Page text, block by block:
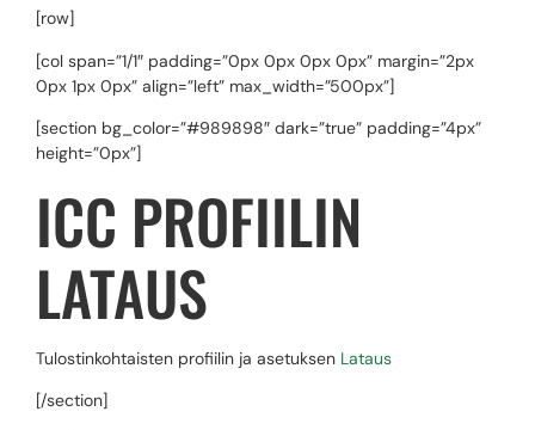
[row]
[col span=”1/1″ padding=”0px 0px 0px 0px” margin=”2px
0px 1px 0px” align=”left” max_width=”500px”]
[section bg_color=”#989898″ dark=”true” padding=”4px”
height=”0px”]
ICC PROFIILIN
LATAUS
Tulostinkohtaisten profiilin ja asetuksen Lataus
[/section]